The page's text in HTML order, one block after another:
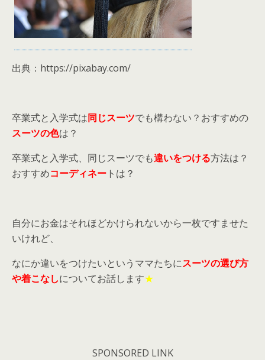
出典：https://pixabay.com/
卒業式と入学式は同じスーツでも構わない？おすすめの
スーツの色は？
卒業式と入学式、同じスーツでも違いをつける方法は？
おすすめコーディネー トは？
自分にお金はそれほどかけられないから一枚ですませた
いけれど、
なにか違いをつけたいというママたちにスーツの選び方
や着こなしについてお話します★
SPONSORED LINK